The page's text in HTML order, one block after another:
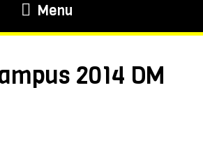
Menu
2014 DM